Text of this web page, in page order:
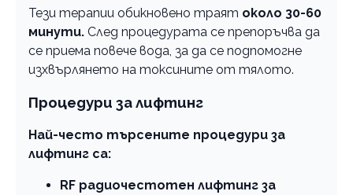
Тези терапии обикновено траят около 30-60
минути. След процедурата се препоръчва да
се приема повече вода, за да се подпомогне
изхвърлянето на токсините от тялото.
Процедури за лифтинг
Най-често търсените процедури за
лифтинг са:
RF радиочестотен лифтинг за